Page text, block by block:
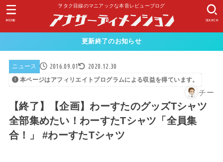
ヲタク目線のマニアックな本音レビューブログ
SEARCH
MENU
更新終了のお知らせ
ニュース 2016.09.01 2020.12.30
本ページはアフィリエイトプログラムによる収益を得ています。
チー
【終了】【企画】わーすたのグッズTシャツ
全部集めたい！わーすたTシャツ「全員集
合！」 #わーすたTシャツ